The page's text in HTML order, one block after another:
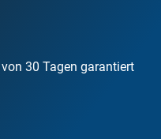
30 Tagen garantiert